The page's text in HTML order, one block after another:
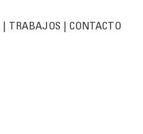
TRABAJOS | CONTACTO